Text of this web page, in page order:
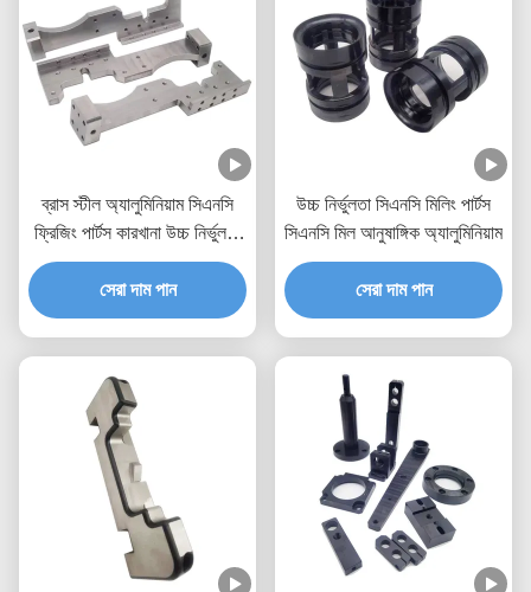
ব্রাস স্টীল অ্যালুমিনিয়াম সিএনসি
ফ্রিজিং পার্টস কারখানা উচ্চ নির্ভুলতা
পরিধান অংশ
সেরা দাম পান
উচ্চ নির্ভুলতা সিএনসি মিলিং পার্টস
সিএনসি মিল আনুষাঙ্গিক অ্যালুমিনিয়াম
সেরা দাম পান